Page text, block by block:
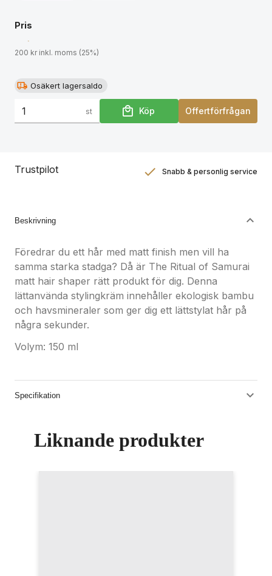
Pris
200 kr inkl. moms (25%)
Osäkert lagersaldo
st Köp Offertförfrågan
Trustpilot Snabb & personlig service
Beskrivning
Föredrar du ett hår med matt finish men vill ha
samma starka stadga? Då är The Ritual of Samurai
matt hair shaper rätt produkt för dig. Denna
lättanvända stylingkräm innehåller ekologisk bambu
och havsmineraler som ger dig ett lättstylat hår på
några sekunder.
Volym: 150 ml
Specifikation
Liknande produkter